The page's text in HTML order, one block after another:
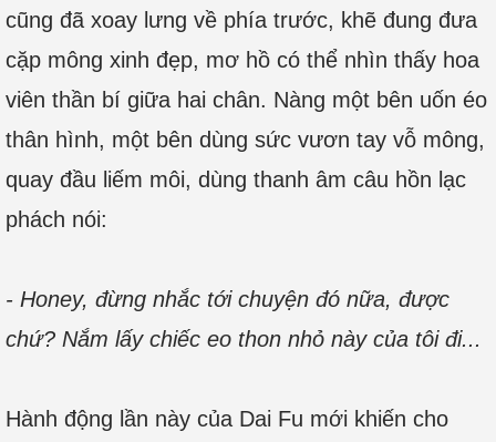
cũng đã xoay lưng về phía trước, khẽ đung đưa
cặp mông xinh đẹp, mơ hồ có thể nhìn thấy hoa
viên thần bí giữa hai chân. Nàng một bên uốn éo
thân hình, một bên dùng sức vươn tay vỗ mông,
quay đầu liếm môi, dùng thanh âm câu hồn lạc
phách nói:
- Honey, đừng nhắc tới chuyện đó nữa, được
chứ? Nắm lấy chiếc eo thon nhỏ này của tôi đi...
Hành động lần này của Dai Fu mới khiến cho